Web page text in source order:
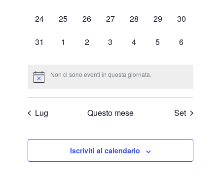
0
24
0
25
0
26
0
27
0
28
0
29
0
30
0
31
0
1
0
2
0
3
0
4
0
5
0
6
Non ci sono eventi in questa giornata.
Lug Questo mese Set
Iscriviti al calendario